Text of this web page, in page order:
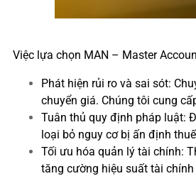
Việc lựa chọn MAN – Master
Phát hiện rủi ro và sai sót:
chuyển giá. Chúng tôi cung
Tuân thủ quy định pháp luật:
loại bỏ nguy cơ bị ấn định
Tối ưu hóa quản lý tài chính:
tăng cường hiệu suất tài chính